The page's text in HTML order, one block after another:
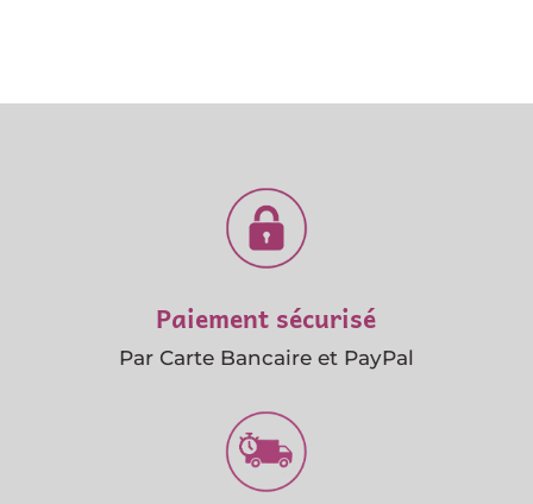
Paiement sécurisé
Par Carte Bancaire et PayPal